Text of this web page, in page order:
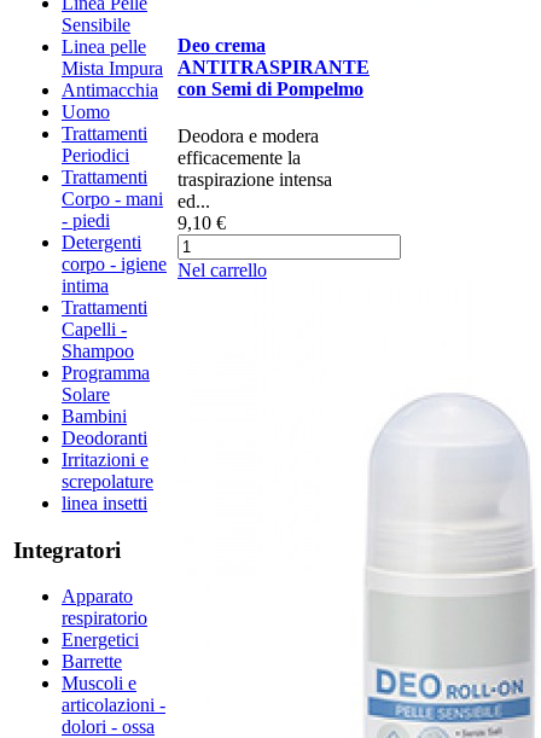
Sensibile
Linea pelle
Mista Impura
Antimacchia
Uomo
Trattamenti
Periodici
Trattamenti
Corpo - mani
- piedi
Detergenti
corpo - igiene
intima
Trattamenti
Capelli -
Shampoo
Programma
Solare
Bambini
Deodoranti
Irritazioni e
screpolature
linea insetti
Integratori
Apparato
respiratorio
Energetici
Barrette
Muscoli e
articolazioni -
dolori - ossa
Deo crema
ANTITRASPIRANTE
con Semi di Pompelmo
Deodora e modera
efficacemente la
traspirazione intensa
ed...
9,10 €
Nel carrello